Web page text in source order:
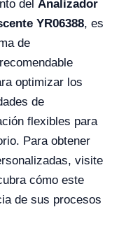
del Analizador
YR06388, es
de
optimizar los
de
flexibles para
Para obtener
visite
cómo este
de sus procesos